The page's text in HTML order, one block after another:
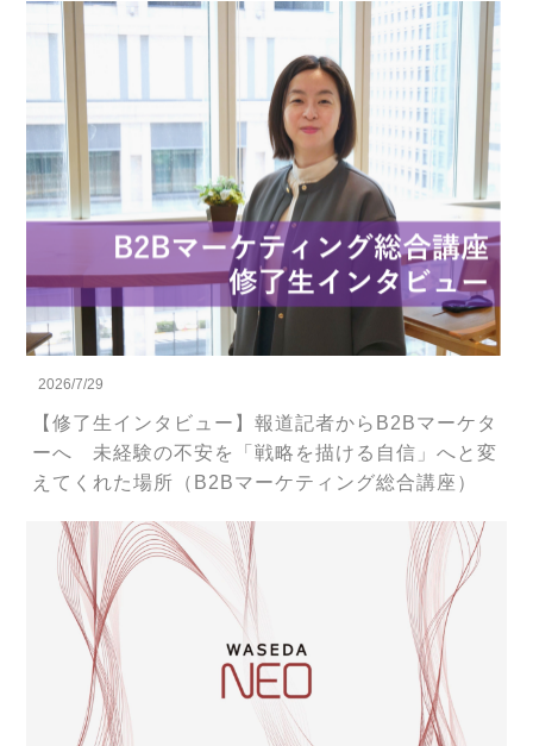
2026/7/29
【修了生インタビュー】報道記者からB2Bマーケタ
ーへ 未経験の不安を「戦略を描ける自信」へと変
えてくれた場所（B2Bマーケティング総合講座）